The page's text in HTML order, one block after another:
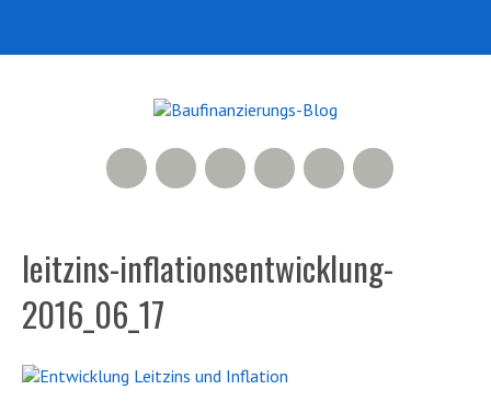
Facebook
500px
LinkedIn
Xing
RSS Feed
leitzins-inflationsentwicklung-
2016_06_17